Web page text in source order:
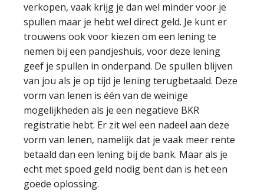
verkopen, vaak krijg je dan wel minder voor je
spullen maar je hebt wel direct geld. Je kunt er
trouwens ook voor kiezen om een lening te
nemen bij een pandjeshuis, voor deze lening
geef je spullen in onderpand. De spullen blijven
van jou als je op tijd je lening terugbetaald. Deze
vorm van lenen is één van de weinige
mogelijkheden als je een negatieve BKR
registratie hebt. Er zit wel een nadeel aan deze
vorm van lenen, namelijk dat je vaak meer rente
betaald dan een lening bij de bank. Maar als je
echt met spoed geld nodig bent dan is het een
goede oplossing.